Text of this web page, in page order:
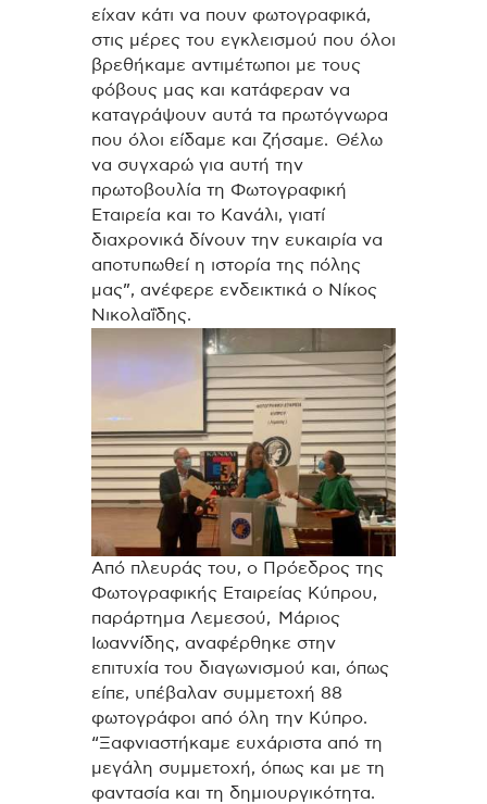
είχαν κάτι να πουν φωτογραφικά,
στις μέρες του εγκλεισμού που όλοι
βρεθήκαμε αντιμέτωποι με τους
φόβους μας και κατάφεραν να
καταγράψουν αυτά τα πρωτόγνωρα
που όλοι είδαμε και ζήσαμε. Θέλω
να συγχαρώ για αυτή την
πρωτοβουλία τη Φωτογραφική
Εταιρεία και το Κανάλι, γιατί
διαχρονικά δίνουν την ευκαιρία να
αποτυπωθεί η ιστορία της πόλης
μας”, ανέφερε ενδεικτικά ο Νίκος
Νικολαΐδης.
Από πλευράς του, ο Πρόεδρος της
Φωτογραφικής Εταιρείας Κύπρου,
παράρτημα Λεμεσού, Μάριος
Ιωαννίδης, αναφέρθηκε στην
επιτυχία του διαγωνισμού και, όπως
είπε, υπέβαλαν συμμετοχή 88
φωτογράφοι από όλη την Κύπρο.
“Ξαφνιαστήκαμε ευχάριστα από τη
μεγάλη συμμετοχή, όπως και με τη
φαντασία και τη δημιουργικότητα.